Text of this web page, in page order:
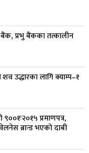
नियामक मात्र
बन्नुस्
चन्द्रमासँग ठोक्किँदै
प्रतिशतले बढ्यो
बैंक, प्रभु बैंकका तत्कालीन
उद्धारका लागि क्याम्प–१
प्रमाणपत्र,
ब्रान्ड भएको दाबी